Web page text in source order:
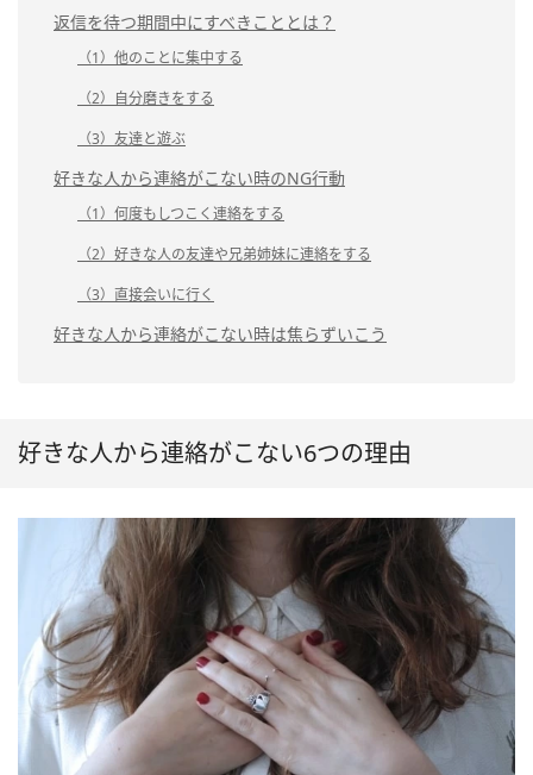
返信を待つ期間中にすべきこととは？
（1）他のことに集中する
（2）自分磨きをする
（3）友達と遊ぶ
好きな人から連絡がこない時のNG行動
（1）何度もしつこく連絡をする
（2）好きな人の友達や兄弟姉妹に連絡をする
（3）直接会いに行く
好きな人から連絡がこない時は焦らずいこう
好きな人から連絡がこない6つの理由